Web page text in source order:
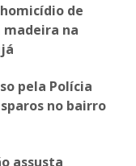
de
na
pela Polícia
no bairro
assusta